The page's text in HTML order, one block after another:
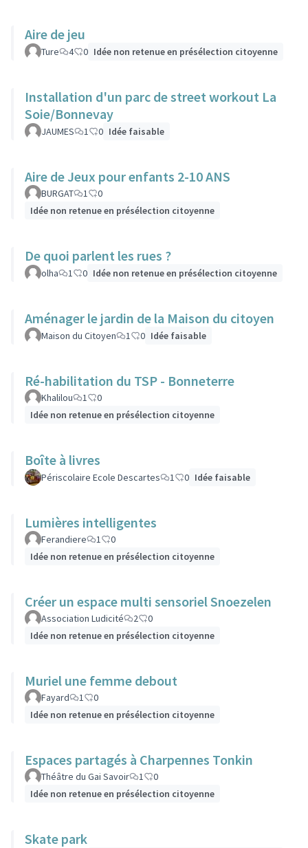
Aire de jeu
Ture 4 0 Idée non retenue en présélection citoyenne
Installation d'un parc de street workout La
Soie/Bonnevay
JAUMES 1 0 Idée faisable
Aire de Jeux pour enfants 2-10 ANS
BURGAT 1
0
Idée non retenue en présélection citoyenne
De quoi parlent les rues ?
olha 1 0 Idée non retenue en présélection citoyenne
Aménager le jardin de la Maison du citoyen
Maison du Citoyen 1 0 Idée faisable
Ré-habilitation du TSP - Bonneterre
Khalilou 1
0
Idée non retenue en présélection citoyenne
Boîte à livres
Périscolaire Ecole Descartes 1 0 Idée faisable
Lumières intelligentes
Ferandiere 1
0
Idée non retenue en présélection citoyenne
Créer un espace multi sensoriel Snoezelen
Association Ludicité 2
0
Idée non retenue en présélection citoyenne
Muriel une femme debout
Fayard 1
0
Idée non retenue en présélection citoyenne
Espaces partagés à Charpennes Tonkin
Théâtre du Gai Savoir 1
0
Idée non retenue en présélection citoyenne
Skate park